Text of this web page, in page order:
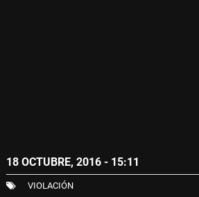
18 OCTUBRE, 2016 - 15:11
VIOLACIÓN